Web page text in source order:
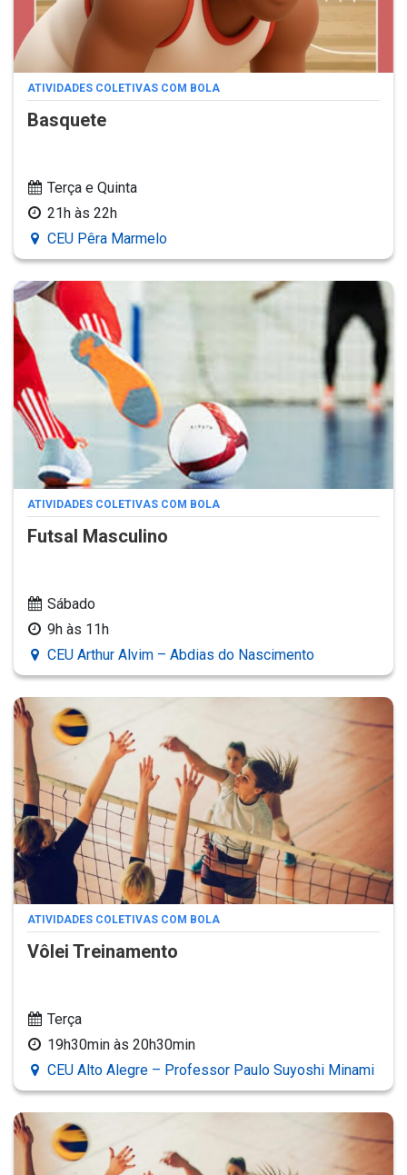
ATIVIDADES COLETIVAS COM BOLA
Basquete
Terça e Quinta
21h às 22h
CEU Pêra Marmelo
ATIVIDADES COLETIVAS COM BOLA
Futsal Masculino
Sábado
9h às 11h
CEU Arthur Alvim – Abdias do Nascimento
ATIVIDADES COLETIVAS COM BOLA
Vôlei Treinamento
Terça
19h30min às 20h30min
CEU Alto Alegre – Professor Paulo Suyoshi Minami